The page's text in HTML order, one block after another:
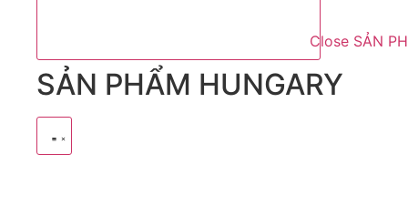
Close SẢN
SẢN PHẨM HUNGARY